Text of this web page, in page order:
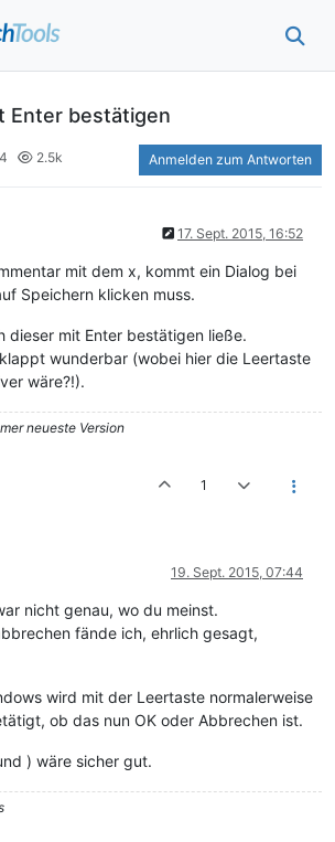
Enter bestätigen
4 2.5k Anmelden zum Antworten
17. Sept. 2015, 16:52
mit dem x, kommt ein Dialog bei
Speichern klicken muss.
dieser mit Enter bestätigen ließe.
wunderbar (wobei hier die Leertaste
wäre?!).
neueste Version
1
19. Sept. 2015, 07:44
nicht genau, wo du meinst.
fände ich, ehrlich gesagt,
wird mit der Leertaste normalerweise
ob das nun OK oder Abbrechen ist.
) wäre sicher gut.